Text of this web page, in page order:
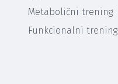
Metabolični trening
Funkcionalni trening